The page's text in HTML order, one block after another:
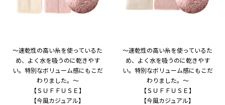
～速乾性の高い糸を使っているた
め、よく水を吸うのに乾きやす
い。特別なボリューム感にもこだ
わりました。～
【ＳＵＦＦＵＳＥ】
【今風カジュアル】
～速乾性の高い糸を使っているた
め、よく水を吸うのに乾きやす
い。特別なボリューム感にもこだ
わりました。～
【ＳＵＦＦＵＳＥ】
【今風カジュアル】